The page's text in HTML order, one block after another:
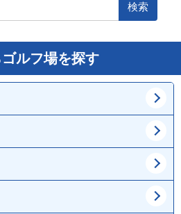
検索
ルフ場を探す